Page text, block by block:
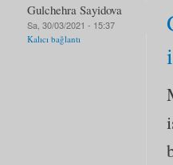
Gulchehra Sayidova
Sa, 30/03/2021 - 15:37
Kalıcı bağlantı